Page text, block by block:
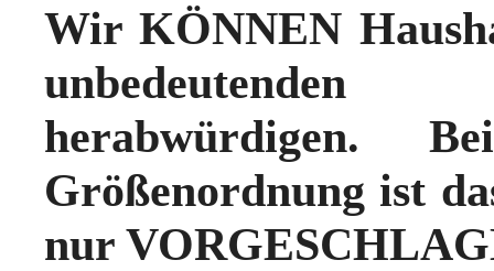
Wir KÖNNEN
unbedeutenden
herabwürdigen.
Größenordnung ist
nur